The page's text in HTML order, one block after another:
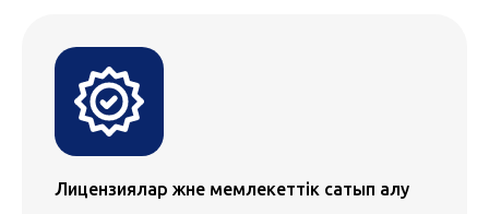
Лицензиялар және мемлекеттік сатып алу